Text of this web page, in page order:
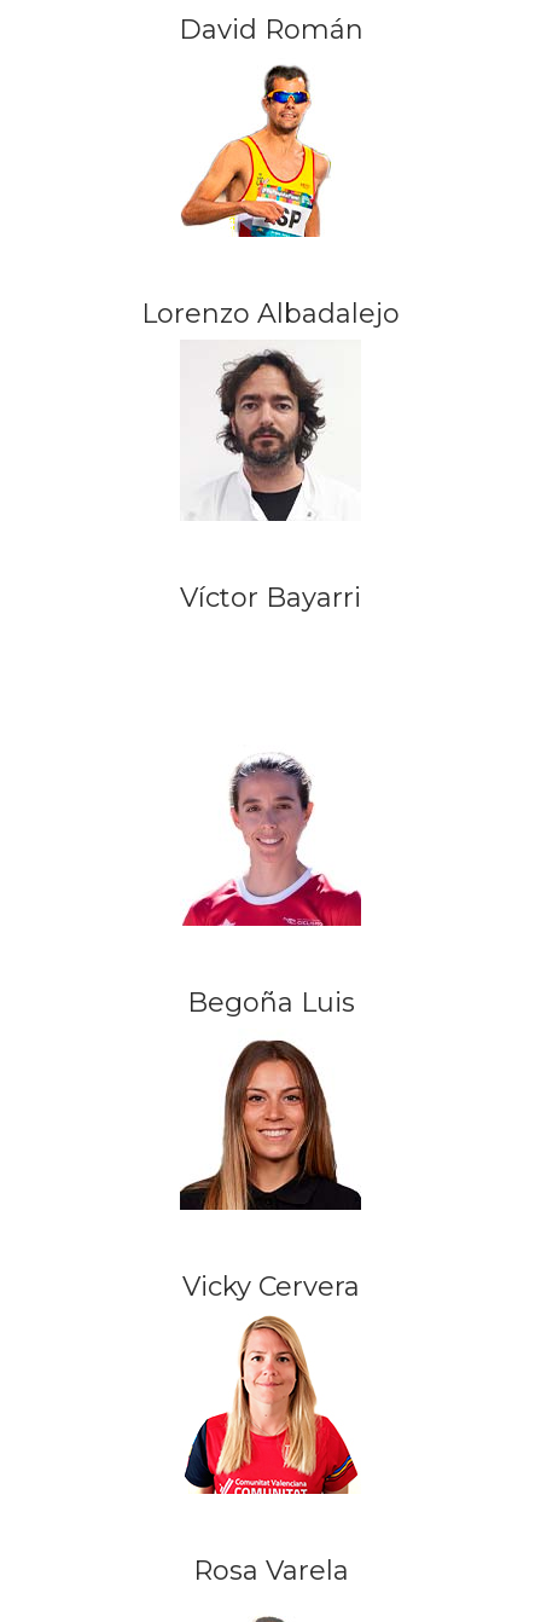
David Román
Lorenzo Albadalejo
Víctor Bayarri
Begoña Luis
Vicky Cervera
Rosa Varela